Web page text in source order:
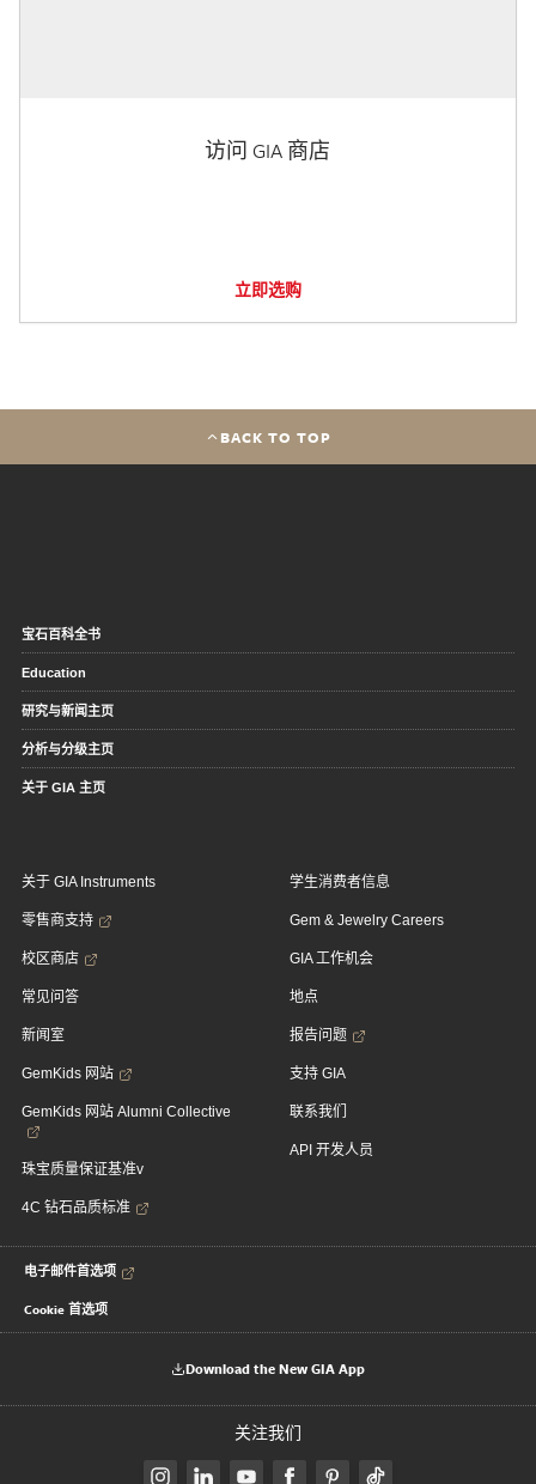
访问 GIA 商店
立即选购
BACK TO TOP
宝石百科全书
Education
研究与新闻主页
分析与分级主页
关于 GIA 主页
关于 GIA Instruments
零售商支持
校区商店
常见问答
新闻室
GemKids 网站
GemKids 网站 Alumni Collective
珠宝质量保证基准v
4C 钻石品质标准
学生消费者信息
Gem & Jewelry Careers
GIA 工作机会
地点
报告问题
支持 GIA
联系我们
API 开发人员
电子邮件首选项
Cookie 首选项
Download the New GIA App
关注我们